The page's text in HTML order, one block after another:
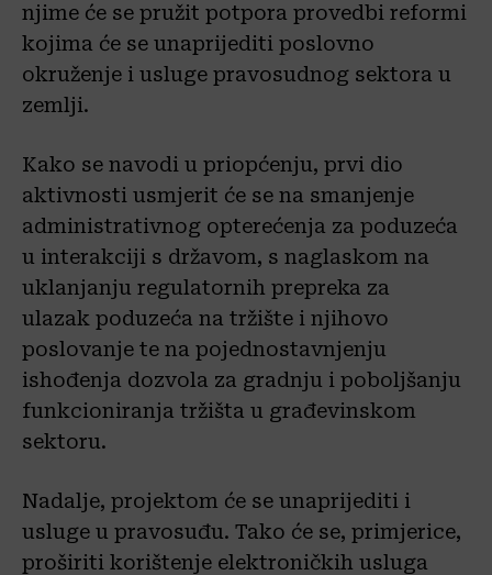
njime će se pružit potpora provedbi reformi
kojima će se unaprijediti poslovno
okruženje i usluge pravosudnog sektora u
zemlji.
Kako se navodi u priopćenju, prvi dio
aktivnosti usmjerit će se na smanjenje
administrativnog opterećenja za poduzeća
u interakciji s državom, s naglaskom na
uklanjanju regulatornih prepreka za
ulazak poduzeća na tržište i njihovo
poslovanje te na pojednostavnjenju
ishođenja dozvola za gradnju i poboljšanju
funkcioniranja tržišta u građevinskom
sektoru.
Nadalje, projektom će se unaprijediti i
usluge u pravosuđu. Tako će se, primjerice,
proširiti korištenje elektroničkih usluga